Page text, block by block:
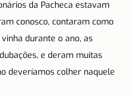
da Pacheca estavam
conosco, contaram como
durante o ano, as
e deram muitas
deveríamos colher naquele